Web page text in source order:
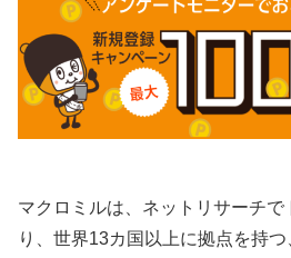
マクロミルは、ネットリサーチ
り、世界13カ国以上に拠点を持